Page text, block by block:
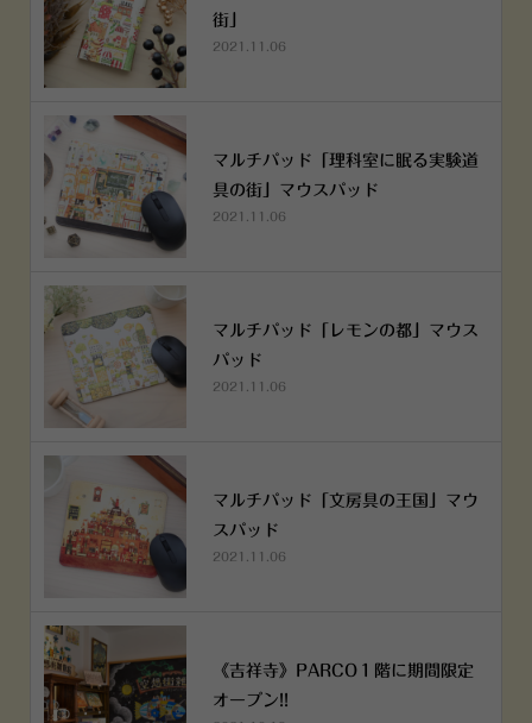
街」
2021.11.06
マルチパッド「理科室に眠る実験道
具の街」マウスパッド
2021.11.06
マルチパッド「レモンの都」マウス
パッド
2021.11.06
マルチパッド「文房具の王国」マウ
スパッド
2021.11.06
《吉祥寺》PARCO１階に期間限定
オープン!!